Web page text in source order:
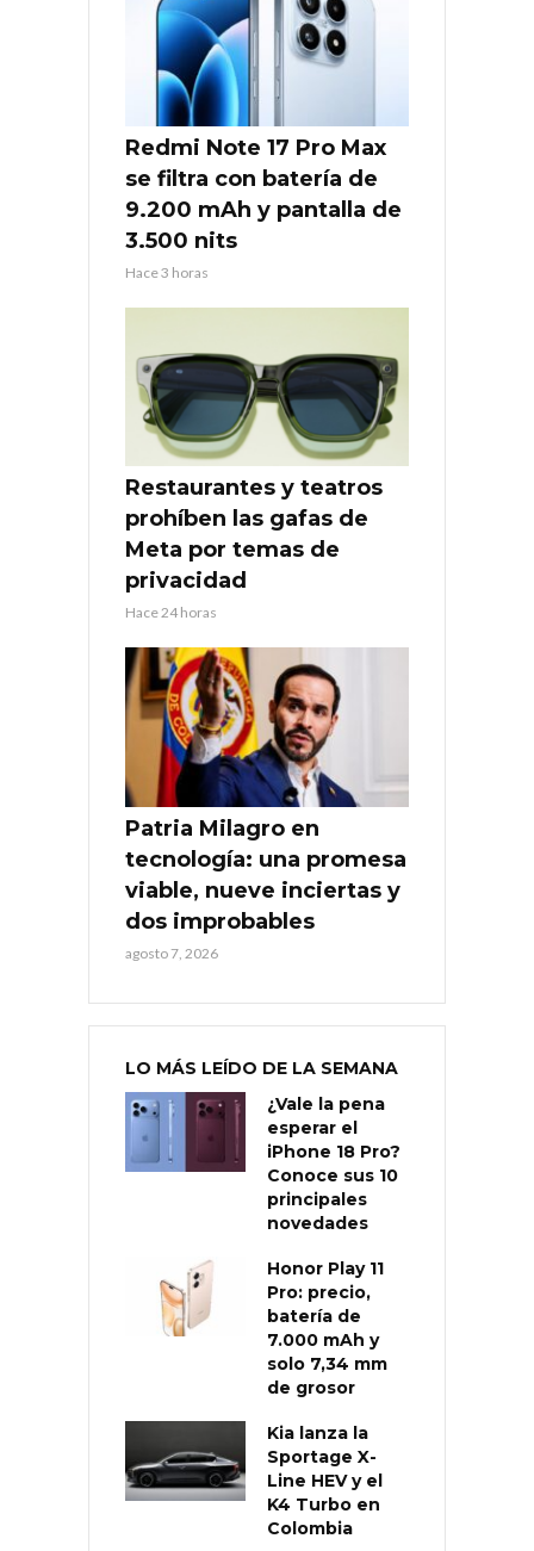
Redmi Note 17 Pro Max
se filtra con batería de
9.200 mAh y pantalla de
3.500 nits
Hace 3 horas
Restaurantes y teatros
prohíben las gafas de
Meta por temas de
privacidad
Hace 24 horas
Patria Milagro en
tecnología: una promesa
viable, nueve inciertas y
dos improbables
agosto 7, 2026
LO MÁS LEÍDO DE LA SEMANA
¿Vale la pena
esperar el
iPhone 18 Pro?
Conoce sus 10
principales
novedades
Honor Play 11
Pro: precio,
batería de
7.000 mAh y
solo 7,34 mm
de grosor
Kia lanza la
Sportage X-
Line HEV y el
K4 Turbo en
Colombia